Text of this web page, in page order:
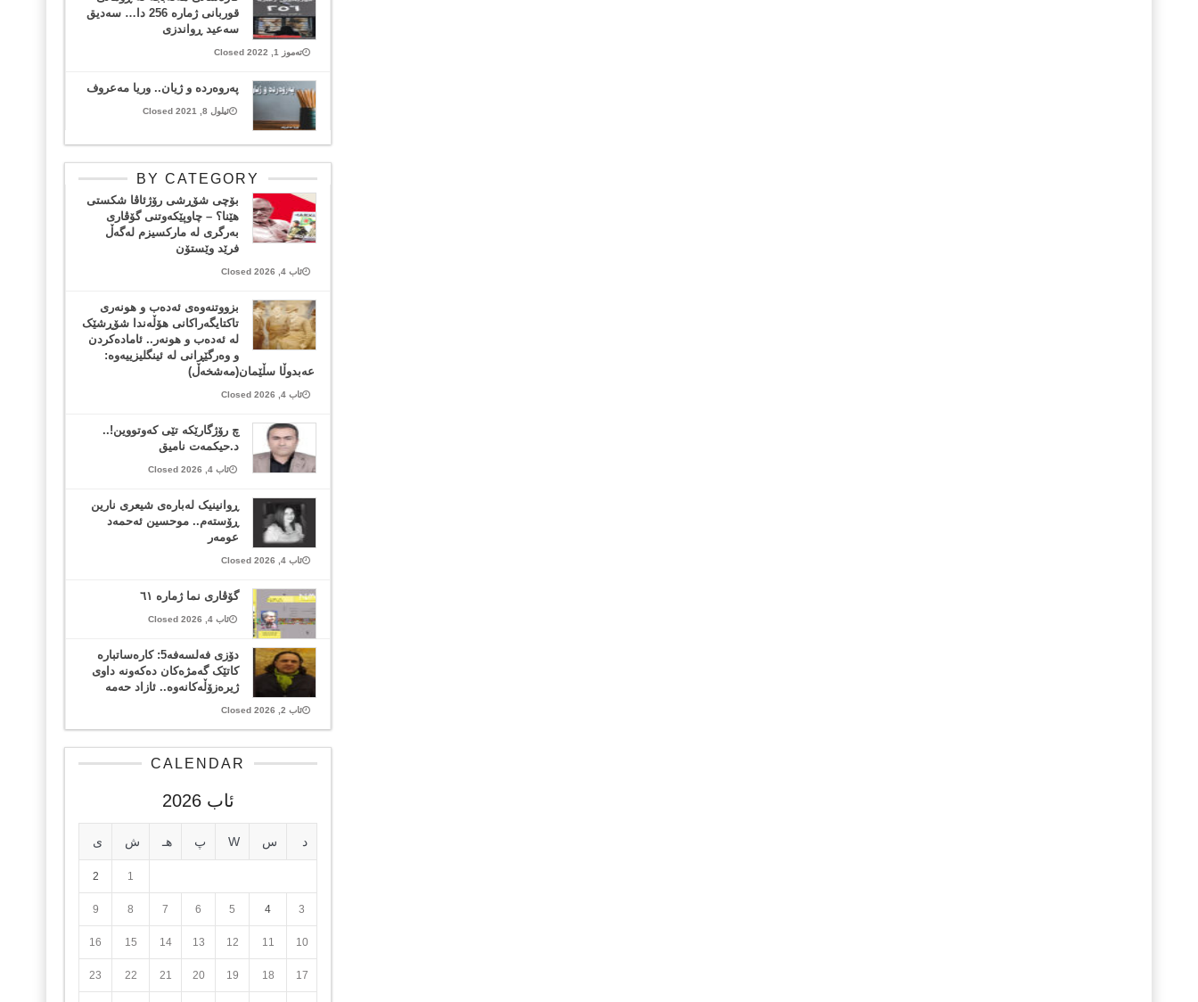
قوربانی ژماره‌ 256 دا… سه‌دیق
سه‌عید ڕواندزی
تەموز 1, 2022 Closed
په‌روه‌رده‌ و ژیان.. وریا مه‌عروف
ئیلول 8, 2021 Closed
BY CATEGORY
بۆچی شۆڕشی رۆژئاڤا شکستی
هێنا؟ – چاوپێکەوتنی گۆڤاری
بەرگری لە مارکسیزم لەگەڵ
فرێد وێستۆن
ئاب 4, 2026 Closed
بزووتنەوەی ئەدەب و هونەری
تاکتایگەراکانی هۆڵەندا شۆڕشێک
لە ئەدەب و هونەر.. ئامادەکردن
و وەرگێڕانی لە ئینگلیزییەوە:
عەبدوڵا سڵێمان(مەشخەڵ)
ئاب 4, 2026 Closed
چ رۆژگارێکە تێی کەوتووین!..
د.حیکمەت نامیق
ئاب 4, 2026 Closed
ڕوانینیک لەبارەى شیعرى نارین
ڕۆستەم.. موحسین ئەحمەد
عومەر
ئاب 4, 2026 Closed
گۆڤاری نما ژمارە ٦١
ئاب 4, 2026 Closed
دۆزی فەلسەفە5: کارەساتبارە
کاتێک گەمژەکان دەکەونە داوی
ژیرەزۆڵەکانەوە.. ئازاد حەمە
ئاب 2, 2026 Closed
CALENDAR
ئاب 2026
د س W پ هـ ش ی
1
2
3
4
5
6
7
8
9
10
11
12
13
14
15
16
17
18
19
20
21
22
23